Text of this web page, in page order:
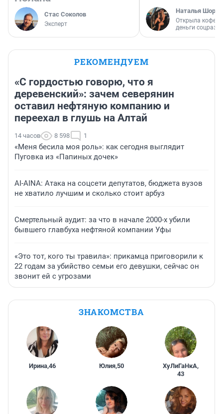
Стас Соколов
Эксперт
Наталья
Открыла
деньги
РЕКОМЕНДУЕМ
«С гордостью говорю, что я
деревенский»: зачем северянин
оставил нефтяную компанию и
переехал в глушь на Алтай
14 часов 8 598 1
«Меня бесила моя роль»: как сегодня выглядит
Пуговка из «Папиных дочек»
AI-AINA: Атака на соцсети депутатов, бюджета вузов
не хватило лучшим и сколько стоит арбуз
Смертельный аудит: за что в начале 2000-х убили
бывшего главбуха нефтяной компании Уфы
«Это тот, кого ты травила»: прикамца приговорили к
22 годам за убийство семьи его девушки, сейчас он
звонит ей с угрозами
ЗНАКОМСТВА
Ирина,46 Юлия,50 ХуЛиГаНкА,
43